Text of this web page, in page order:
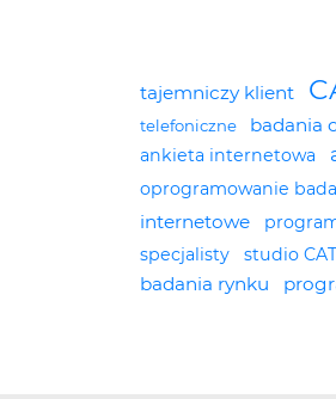
tajemniczy klient
telefoniczne
badania
ankieta internetowa
oprogramowanie
internetowe
specjalisty
studio
badania rynku